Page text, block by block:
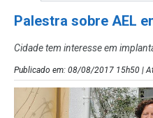
Palestra sobre AEL
Cidade tem interesse em
Publicado em: 08/08/2017 15h50 |